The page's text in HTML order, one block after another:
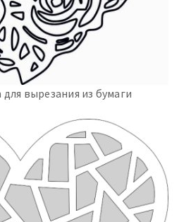
вырезания из бумаги